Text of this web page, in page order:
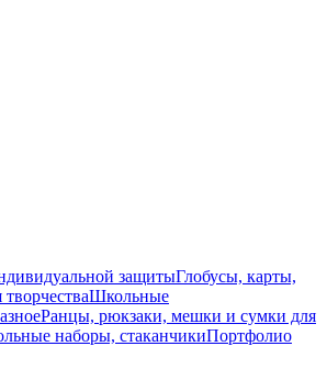
защитыГлобусы, карты,
Школьные
Ранцы, рюкзаки, мешки и сумки для
наборы, стаканчикиПортфолио